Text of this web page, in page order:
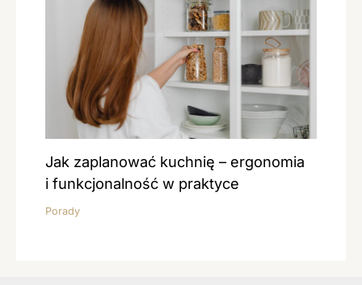
Jak zaplanować kuchnię – ergonomia
i funkcjonalność w praktyce
Porady